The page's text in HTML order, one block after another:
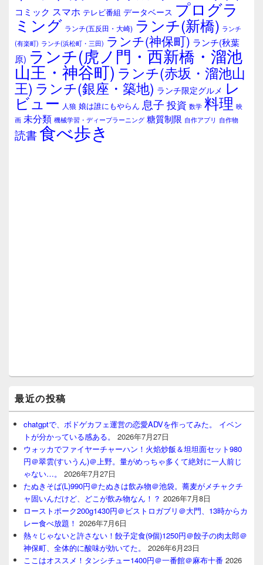
ア
コミック スマホ テレビ番組 データベース プログラ
ミング ランチ(五反田・大崎) ランチ(新橋) ランチ
(有楽町) ランチ(浜松町・三田) ランチ(神保町) ランチ(秋葉
原) ランチ(虎ノ門・西新橋・溜池
山王・神谷町) ランチ(赤坂・溜池山
王) ランチ(銀座・築地) ランチ限定グルメ レ
ビュー 人狼 娘は誰にもやらん 息子 投資 数学 料理 映
画 未分類 機械学習・ディープラーニング 糖質制限 自作アプリ 自作物
読書食べ歩き
最近の投稿
chatgptで、ボドゲカフェ運営の恋愛ADVを作ってみた。 イベン
トが分かっている感ある。
2026年7月27日
ウォッカでファイヤーチャーハン！火焰炒飯＆坦坦面セット980
円＠翠雲(すいうん)＠上野。量がめっちゃ多くて絶対に一人前じ
ゃない…。
2026年7月27日
たぬきそば(L)990円＠たぬきは飲み物＠池袋。蕎麦がメチャクチ
ャ固いんだけど、どこが飲み物なん！？ 2026年7月8日
ローストポーク200g1430円＠ビストロガブリ＠大門、13時からカ
レー食べ放題！ 2026年7月6日
熱々じゃないと許さない！餃子定食(9個)1250円＠餃子の肉太郎＠
神保町、全体的に酸味が効いてた。
2026年6月23日
ここはオススメ！タンシチュー1400円＠一番館＠麻布十番 2026